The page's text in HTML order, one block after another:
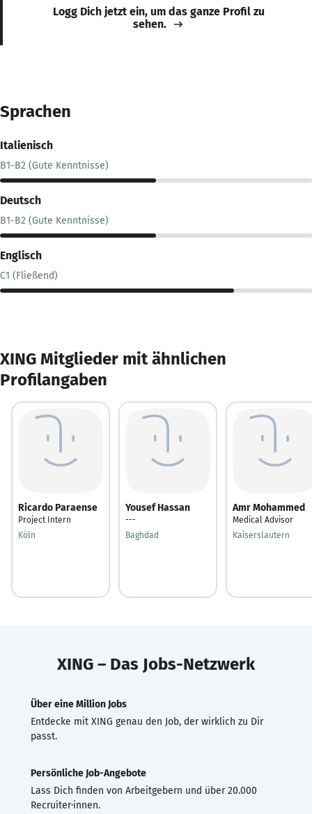
Logg Dich jetzt ein, um das ganze Profil zu
sehen.
Sprachen
Italienisch
B1-B2 (Gute Kenntnisse)
Deutsch
B1-B2 (Gute Kenntnisse)
Englisch
C1 (Fließend)
XING Mitglieder mit ähnlichen
Profilangaben
Ricardo Paraense
Project Intern
Köln
Yousef Hassan
---
Baghdad
Amr Mohammed
Medical Advisor
Kaiserslautern
XING – Das Jobs-Netzwerk
Über eine Million Jobs
Entdecke mit XING genau den Job, der wirklich zu Dir
passt.
Persönliche Job-Angebote
Lass Dich finden von Arbeitgebern und über 20.000
Recruiter·innen.